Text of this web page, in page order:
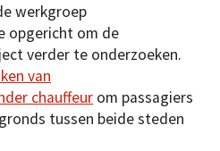
werkgroep
opgericht om de
verder te onderzoeken.
van
chauffeur om passagiers
tussen beide steden